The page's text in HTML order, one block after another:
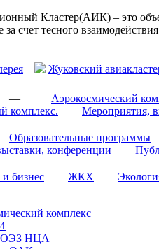
Кластер(АИК) – это
счет тесного
Жуковский
Аэрокосмический
—
комплекс.
Мероприятия,
Образовательные программы
конференции
и бизнес ЖКХ
комплекс
НЦА